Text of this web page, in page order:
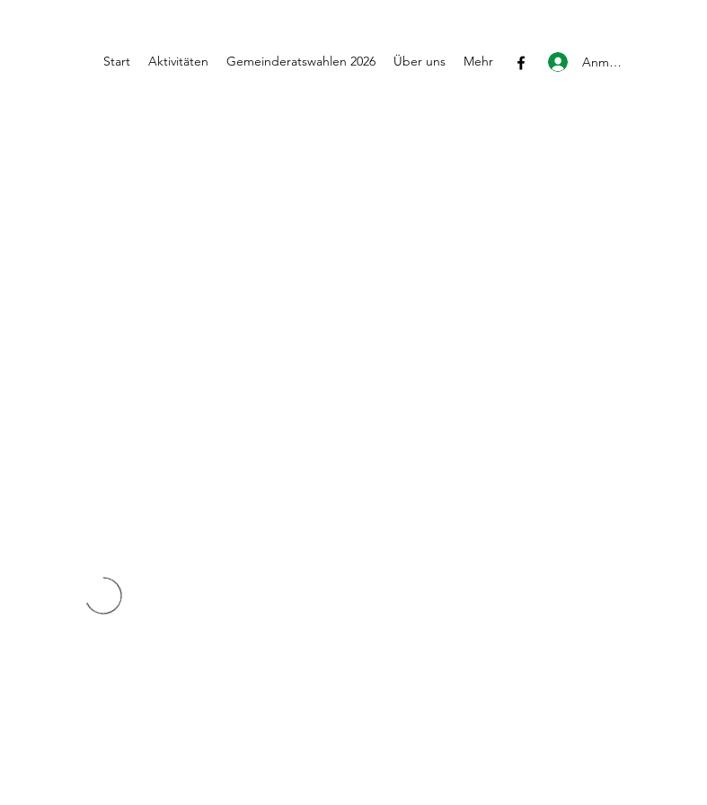
Start Aktivitäten Gemeinderatswahlen 2026 Über uns Mehr Anmelden